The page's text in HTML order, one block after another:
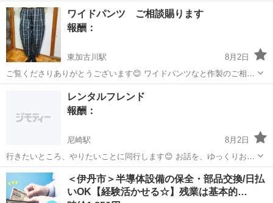
ワイドパンツ ご相談賜ります
報酬：
東加古川駅
8月2日
ご覧くださりありがとうございます😊 ワイドパンツなと作製のご相談
たまわります。 写真はサンプルです。
東加古川駅 手伝いたい/助けたい
レンタルフレンド
報酬：
尼崎駅
8月2日
行きたいところ、やりたいことに同行します😊 お話を、ゆっくりお伺
いさせて頂きます。 ・映画やカフェ、イベントの同行 ・美術館、博物
館などへの同行 ・推し活の同行や撮影 ・趣味を楽しむパートナーとし
て ・話し相手/雑談/愚痴...
兵庫 尼崎市 尼崎駅 手伝いたい/助けたい 同行
＜伊丹市＞半導体設備の保全・部品交換/日払
いOK【経験活かせる☆】残業は基本的…